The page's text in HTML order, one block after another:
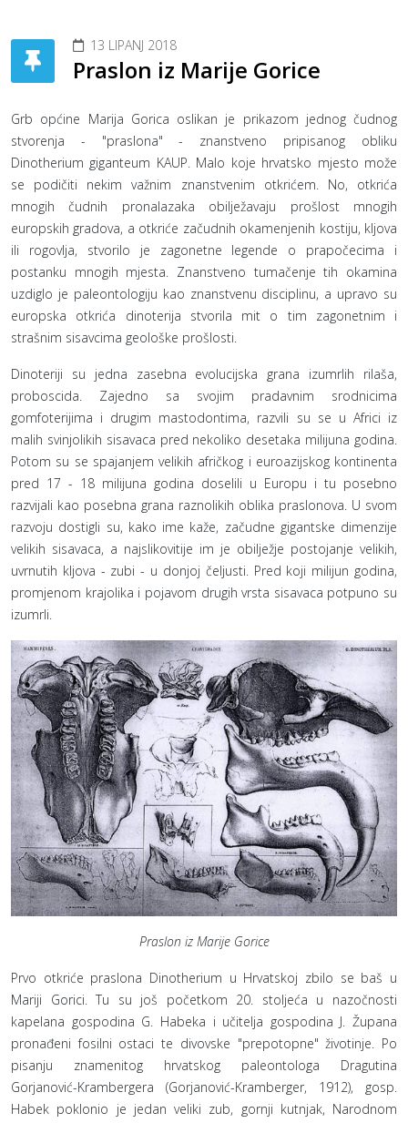
13 LIPANJ 2018
Praslon iz Marije Gorice
Grb općine Marija Gorica oslikan je prikazom jednog čudnog
stvorenja - "praslona" - znanstveno pripisanog obliku
Dinotherium giganteum KAUP. Malo koje hrvatsko mjesto može
se podičiti nekim važnim znanstvenim otkrićem. No, otkrića
mnogih čudnih pronalazaka obilježavaju prošlost mnogih
europskih gradova, a otkriće začudnih okamenjenih kostiju, kljova
ili rogovlja, stvorilo je zagonetne legende o prapočecima i
postanku mnogih mjesta. Znanstveno tumačenje tih okamina
uzdiglo je paleontologiju kao znanstvenu disciplinu, a upravo su
europska otkrića dinoterija stvorila mit o tim zagonetnim i
strašnim sisavcima geološke prošlosti.
Dinoteriji su jedna zasebna evolucijska grana izumrlih rilaša,
proboscida. Zajedno sa svojim pradavnim srodnicima
gomfoterijima i drugim mastodontima, razvili su se u Africi iz
malih svinjolikih sisavaca pred nekoliko desetaka milijuna godina.
Potom su se spajanjem velikih afričkog i euroazijskog kontinenta
pred 17 - 18 milijuna godina doselili u Europu i tu posebno
razvijali kao posebna grana raznolikih oblika praslonova. U svom
razvoju dostigli su, kako ime kaže, začudne gigantske dimenzije
velikih sisavaca, a najslikovitije im je obilježje postojanje velikih,
uvrnutih kljova - zubi - u donjoj čeljusti. Pred koji milijun godina,
promjenom krajolika i pojavom drugih vrsta sisavaca potpuno su
izumrli.
Praslon iz Marije Gorice
Prvo otkriće praslona Dinotherium u Hrvatskoj zbilo se baš u
Mariji Gorici. Tu su još početkom 20. stoljeća u nazočnosti
kapelana gospodina G. Habeka i učitelja gospodina J. Župana
pronađeni fosilni ostaci te divovske "prepotopne" životinje. Po
pisanju znamenitog hrvatskog paleontologa Dragutina
Gorjanović-Krambergera (Gorjanović-Kramberger, 1912), gosp.
Habek poklonio je jedan veliki zub, gornji kutnjak, Narodnom